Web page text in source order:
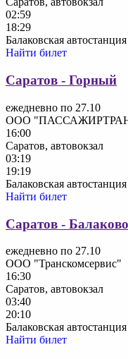
02:59
18:29
Балаковская автостанция
Найти билет
Саратов - Горный
ежедневно по 27.10
ООО
16:00
Саратов, автовокзал
03:19
19:19
Балаковская автостанция
Найти билет
Саратов - Балаково
ежедневно по 27.10
ООО "Транскомсервис"
16:30
Саратов, автовокзал
03:40
20:10
Балаковская автостанция
Найти билет